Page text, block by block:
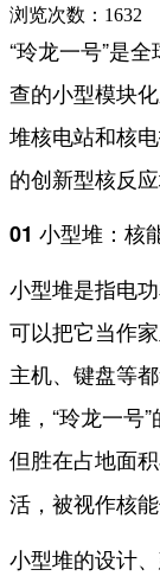
浏览次数： 1632
“玲龙一号”是
查的小型模块
堆核电站和核
的创新型核反应
01 小型堆：核
小型堆是指电
可以把它当作
主机、键盘等
堆，“玲龙一号
但胜在占地面
活 ，被视作核
小型堆的设计